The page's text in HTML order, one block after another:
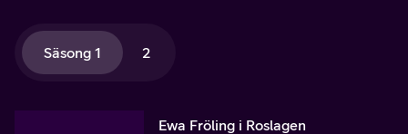
Säsong 1 2
Ewa Fröling i Roslagen